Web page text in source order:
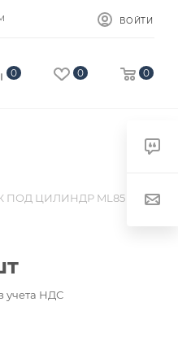
ВОЙТИ
0 0 0
ПОД ЦИЛИНДР ML85
учета НДС